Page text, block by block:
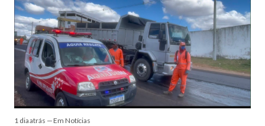
1 dia atrás — Em Notícias